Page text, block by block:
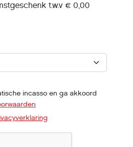
t.w.v € 0,00
incasso en ga akkoord